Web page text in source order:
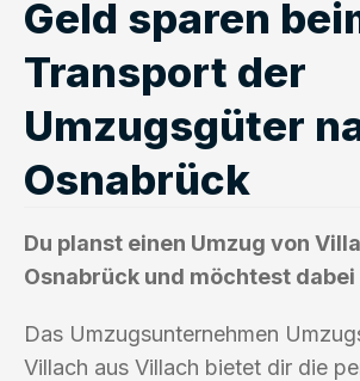
Geld sparen
Transport der
Umzugsgüter
Osnabrück
Du planst einen Umzug von
Osnabrück und möchtest dabei
Das Umzugsunternehmen
Villach aus Villach bietet dir die